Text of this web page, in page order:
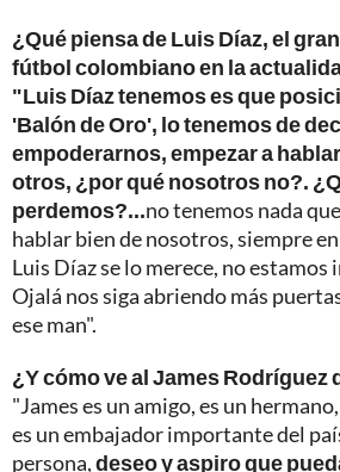
¿Qué piensa de Luis Díaz, el
fútbol colombiano en la
"Luis Díaz tenemos es que
'Balón de Oro', lo tenemos de
empoderarnos, empezar a
otros, ¿por qué nosotros no?.
perdemos?...no tenemos nada
hablar bien de nosotros, siempre
Luis Díaz se lo merece, no estamos
Ojalá nos siga abriendo más
ese man".
¿Y cómo ve al James Rodríguez
"James es un amigo, es un
es un embajador importante del
persona,deseo y aspiro que